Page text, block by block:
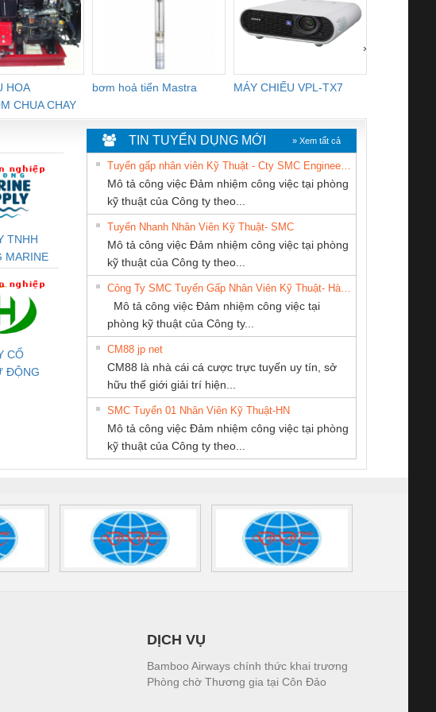
HOA
CHUA CHAY
bơm hoả tiển Mastra MÁY CHIẾU VPL-TX7
›
-
Rơ Le An Toàn
Phoenix Contact
2986960 – PSR-
SCP-
24DC/FSP/2X1/1X2
Bộ giám sát chuỗi
tấm pin
TRANSCLINIC 16I+
1K5 H (2502520000)
Bộ giám sát chuỗi
tấm pin
TRANSCLINIC 16I+
1K5 L (2433950000)
Bộ giám sát dòng
TRANSCLINIC 16I+
(2008130000)
Bộ chỉnh lưu nguồn
điện TRANSCLINIC
BKE 1K5.4
(7791400879)2. Giá
Nẹp nhôm chống
trơn Đà Nẵng
TNHH
MARINE
CỔ
ĐỘNG
CONG TY TNHH
TM-DV DAI DONG
THANH
CÔNG TY CỔ
PHẦN DÂY VÀ
CÁP ĐIỆN
THƯỢNG ĐÌNH
CÔNG TY TNHH
DỊCH VỤ XNK
PHƯƠNG NAM
Công Ty TNHH
Thiết Bị Điện Nam
Quốc Thịnh
THƯƠNG MẠI
DỊCH VỤ KỸ
THUẬT ĐIỆN CƠ
GIA HƯNG PHÁT
THƯƠNG MẠI
TIN TUYỂN DỤNG MỚI » Xem tất cả
Mô tả công việc Đảm nhiệm công việc tại phòng
kỹ thuật của Công ty theo...
Tuyển Nhanh Nhân Viên Kỹ Thuật- SMC
Mô tả công việc Đảm nhiệm công việc tại phòng
kỹ thuật của Công ty theo...
Mô tả công việc Đảm nhiệm công việc tại
phòng kỹ thuật của Công ty...
CM88 jp net
CM88 là nhà cái cá cược trực tuyến uy tín, sở
hữu thế giới giải trí hiện...
SMC Tuyển 01 Nhân Viên Kỹ Thuật-HN
Mô tả công việc Đảm nhiệm công việc tại phòng
kỹ thuật của Công ty theo...
DỊCH VỤ
Bamboo Airways chính thức khai trương
Phòng chờ Thương gia tại Côn Đảo